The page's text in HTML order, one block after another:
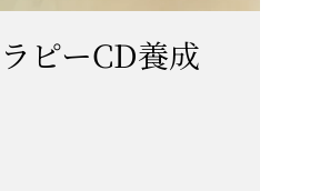
ピーCD養成